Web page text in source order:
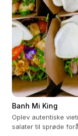
Banh Mi King
Oplev autentiske
salater til sprøde